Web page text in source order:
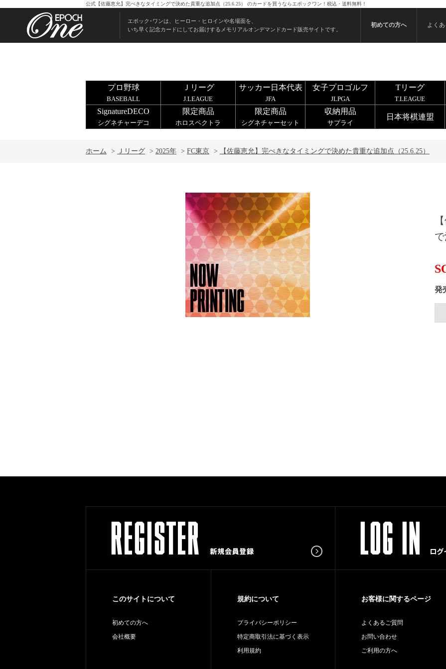
公式【佐藤恵允】完ぺきなタイミングで決めた貴重な追加点（25.6.25） のカードを買うならエポックワン！税込・送料無料！
エポック･ワンは、ヒーロー・ヒロインや名場面を、
いち早く記念カードにしてお届けするメモリアルオンデマンドカード販売サイトです。
初めての方へ よく
プロ野球
BASEBALL
Ｊリーグ
J.LEAGUE
サッカー日本代表
JFA
女子プロゴルフ
JLPGA
Tリーグ
T.LEAGUE
SignatureDECO
シグネチャーデコ
限定商品
ホロスペクトラ
限定商品
シグネチャーセット
収納用品
サプライ
日本将棋連盟
ホーム > Ｊリーグ > 2025年 > FC東京 > 【佐藤恵允】完ぺきなタイミングで決めた貴重な追加点（25.6.25）
発
このサイトについて
初めての方へ
会社概要
規約について
プライバシーポリシー
特定商取引法に基づく表示
利用規約
お客様に関するページ
よくあるご質問
お問い合わせ
ご利用の方へ